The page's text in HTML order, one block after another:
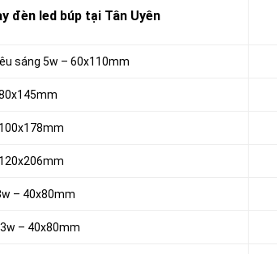
đèn led búp tại Tân Uyên
sáng 5w – 60x110mm
– 40x80mm
– 40x80mm